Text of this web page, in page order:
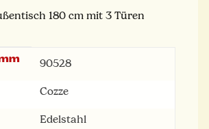
180 cm mit 3 Türen
90528
Cozze
Edelstahl